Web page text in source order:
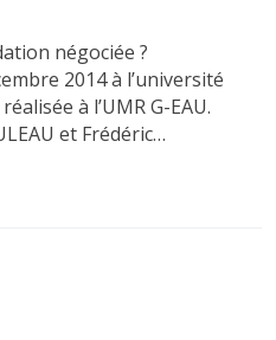
négociée ?
2014 à l’université
à l’UMR G-EAU.
et Frédéric…